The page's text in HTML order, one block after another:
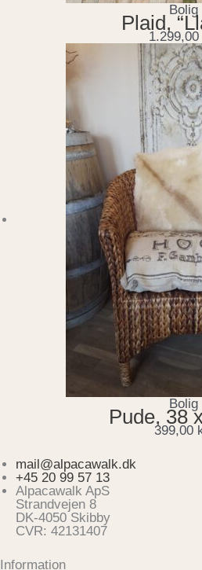
Bolig
Plaid,
1.299,00
Bolig
Pude, 38
399,00
mail@alpacawalk.dk
+45 20 99 57 13
Alpacawalk ApS
Strandvejen 8
DK-4050 Skibby
CVR: 42131407
Information